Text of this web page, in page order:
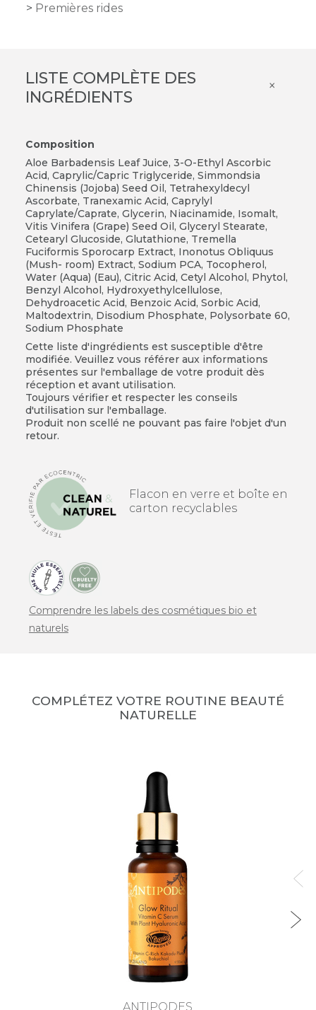
Premières rides
LISTE COMPLÈTE DES
INGRÉDIENTS
×
Composition
Aloe Barbadensis Leaf Juice, 3-O-Ethyl Ascorbic
Acid, Caprylic/Capric Triglyceride, Simmondsia
Chinensis (Jojoba) Seed Oil, Tetrahexyldecyl
Ascorbate, Tranexamic Acid, Caprylyl
Caprylate/Caprate, Glycerin, Niacinamide, Isomalt,
Vitis Vinifera (Grape) Seed Oil, Glyceryl Stearate,
Cetearyl Glucoside, Glutathione, Tremella
Fuciformis Sporocarp Extract, Inonotus Obliquus
(Mush- room) Extract, Sodium PCA, Tocopherol,
Water (Aqua) (Eau), Citric Acid, Cetyl Alcohol, Phytol,
Benzyl Alcohol, Hydroxyethylcellulose,
Dehydroacetic Acid, Benzoic Acid, Sorbic Acid,
Maltodextrin, Disodium Phosphate, Polysorbate 60,
Sodium Phosphate
Cette liste d'ingrédients est susceptible d'être
modifiée. Veuillez vous référer aux informations
présentes sur l'emballage de votre produit dès
réception et avant utilisation.
Toujours vérifier et respecter les conseils
d'utilisation sur l'emballage.
Produit non scellé ne pouvant pas faire l'objet d'un
retour.
Flacon en verre et boîte en
carton recyclables
Comprendre les labels des cosmétiques bio et
naturels
COMPLÉTEZ VOTRE ROUTINE BEAUTÉ
NATURELLE
ANTIPODES